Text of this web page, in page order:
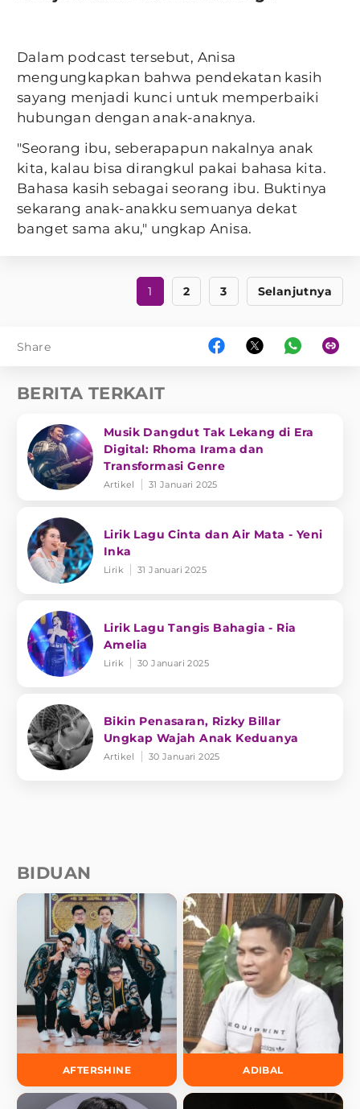
Dalam podcast tersebut, Anisa
mengungkapkan bahwa pendekatan kasih
sayang menjadi kunci untuk memperbaiki
hubungan dengan anak-anaknya.
"Seorang ibu, seberapapun nakalnya anak
kita, kalau bisa dirangkul pakai bahasa kita.
Bahasa kasih sebagai seorang ibu. Buktinya
sekarang anak-anakku semuanya dekat
banget sama aku," ungkap Anisa.
1 2 3 Selanjutnya
Share
BERITA TERKAIT
Musik Dangdut Tak Lekang di Era
Digital: Rhoma Irama dan
Transformasi Genre
Artikel 31 Januari 2025
Lirik Lagu Cinta dan Air Mata - Yeni
Inka
Lirik 31 Januari 2025
Lirik Lagu Tangis Bahagia - Ria
Amelia
Lirik 30 Januari 2025
Bikin Penasaran, Rizky Billar
Ungkap Wajah Anak Keduanya
Artikel 30 Januari 2025
BIDUAN
AFTERSHINE ADIBAL